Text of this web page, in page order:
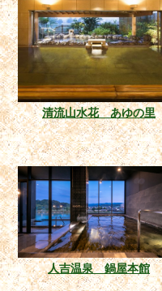
清流山水花 あゆの里
人吉温泉 鍋屋本館